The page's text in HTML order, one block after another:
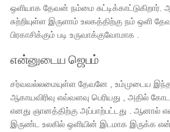
ஒளியாக தேவன் நம்மை
சுற்றியுள்ள இருளாம் உலகத்திற்கு நம் ஒளி
பிரகாசிக்கும் படி உருவாக்குவோமாக .
என்னுடைய ஜெபம்
சர்வவல்லமையுள்ள தேவனே , உம்முடைய
ஆகாயவிரிவு எவ்வளவு பெரியது , அதில்
எனது ஞானத்திற்கு அப்பாற்பட்டது . ஆனால்
இருண்ட உலகில் ஒளியின் இடமாக இருக்க